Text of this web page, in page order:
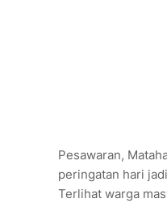
Pesawaran,
peringatan hari
Terlihat warga